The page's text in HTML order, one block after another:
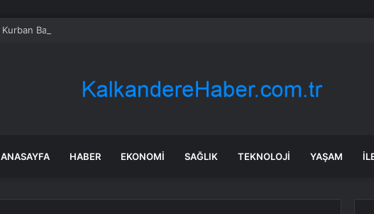
Kurban Bayramı’nda Otoyolda Yoğunluk
ANASAYFA HABER EKONOMI SAĞLIK TEKNOLOJI YAŞAM